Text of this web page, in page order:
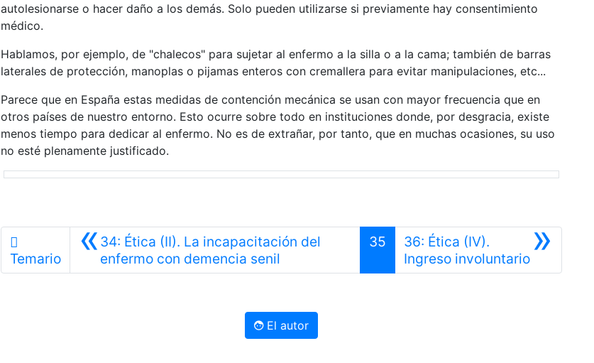
autolesionarse o hacer daño a los demás. Solo pueden utilizarse si previamente hay consentimiento
médico.
Hablamos, por ejemplo, de "chalecos" para sujetar al enfermo a la silla o a la cama; también de barras
laterales de protección, manoplas o pijamas enteros con cremallera para evitar manipulaciones, etc...
Parece que en España estas medidas de contención mecánica se usan con mayor frecuencia que en
otros países de nuestro entorno. Esto ocurre sobre todo en instituciones donde, por desgracia, existe
menos tiempo para dedicar al enfermo. No es de extrañar, por tanto, que en muchas ocasiones, su uso
no esté plenamente justificado.
Temario «34: Ética (II). La incapacitación del
enfermo con demencia senil
35 »
36: Ética (IV).
Ingreso involuntarioSiguiente
El autor